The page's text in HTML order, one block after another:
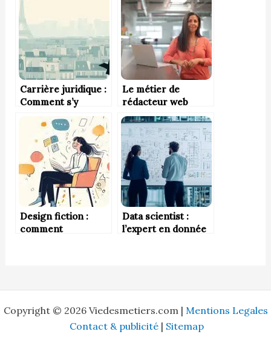
la marque
employeur
Carrière juridique :
Comment s’y
préparer dès le
lycée ?
Le métier de
rédacteur web
Design fiction :
comment
Data scientist :
l’expert en donnée
Copyright © 2026 Viedesmetiers.com | Mentions Legales
Contact & publicité | Sitemap